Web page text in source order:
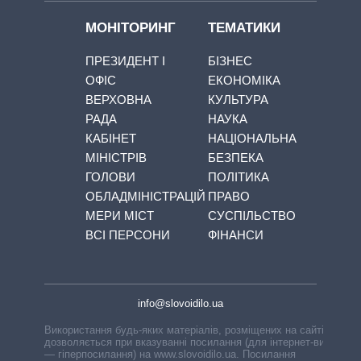
МОНІТОРИНГ
ПРЕЗИДЕНТ І
ОФІС
ВЕРХОВНА
РАДА
КАБІНЕТ
МІНІСТРІВ
ГОЛОВИ
ОБЛАДМІНІСТРАЦІЙ
МЕРИ МІСТ
ВСІ ПЕРСОНИ
ТЕМАТИКИ
БІЗНЕС
ЕКОНОМІКА
КУЛЬТУРА
НАУКА
НАЦІОНАЛЬНА
БЕЗПЕКА
ПОЛІТИКА
ПРАВО
СУСПІЛЬСТВО
ФІНАНСИ
info@slovoidilo.ua
Використання будь-яких матеріалів, розміщених на сайті,
дозволяється при вказуванні посилання (для інтернет-видань
— гіперпосилання) на www.slovoidilo.ua. Посилання